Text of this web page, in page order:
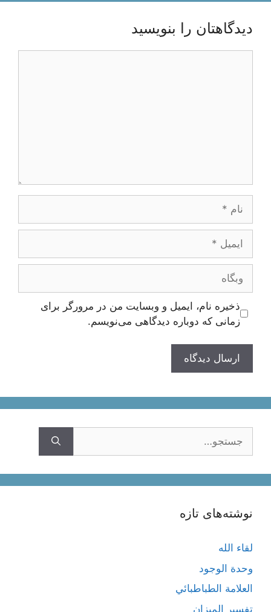
دیدگاهتان را بنویسید
وبگاه
ذخیره نام، ایمیل و وبسایت من در مرورگر برای
زمانی که دوباره دیدگاهی می‌نویسم.
نوشته‌های تازه
لقاء الله
وحدة الوجود
العلامة الطباطبائي
تفسير الميزان